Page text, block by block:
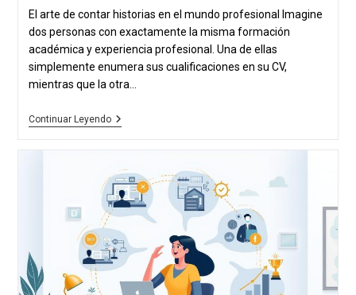
la
El arte de contar historias en el mundo profesional Imagine
dos personas con exactamente la misma formación
académica y experiencia profesional. Una de ellas
simplemente enumera sus cualificaciones en su CV,
mientras que la otra...
Continuar LeyendoCómo
Para
Convertir
Las
Experiencias
Profesionales
En
Ventajas
Competitivas